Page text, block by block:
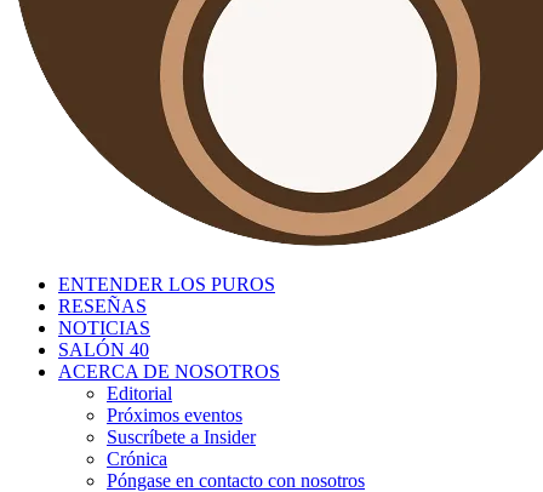
ENTENDER LOS PUROS
RESEÑAS
NOTICIAS
SALÓN 40
ACERCA DE NOSOTROS
Editorial
Próximos eventos
Suscríbete a Insider
Crónica
Póngase en contacto con nosotros